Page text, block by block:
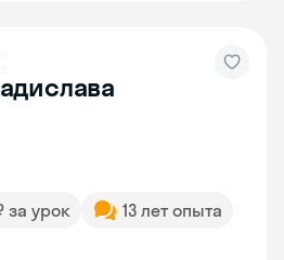
за урок
13 лет опыта